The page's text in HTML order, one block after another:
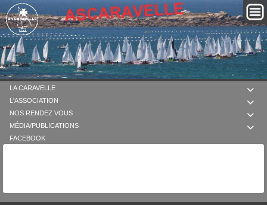

LA CARAVELLE

L'ASSOCIATION

NOS RENDEZ VOUS

MÉDIA/PUBLICATIONS
FACEBOOK